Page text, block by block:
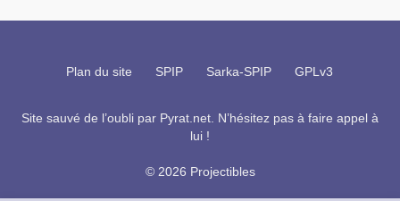
Plan du site SPIP Sarka-SPIP GPLv3
Site sauvé de l’oubli par Pyrat.net . N’hésitez pas à faire appel à
lui !
© 2026 Projectibles